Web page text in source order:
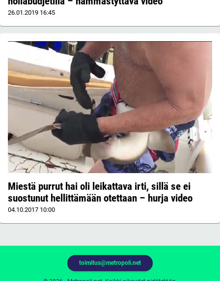
26.01.2019 16:45
Miestä purrut hai oli leikattava irti, sillä se ei
suostunut hellittämään otettaan – hurja video
04.10.2017 10:00
toimitus@metropoli.net